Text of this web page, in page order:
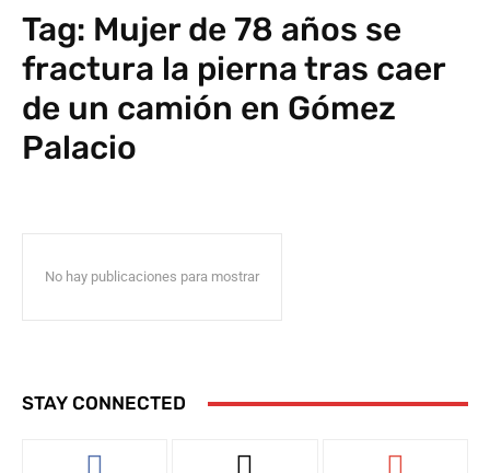
Tag: Mujer de 78 años se
fractura la pierna tras caer
de un camión en Gómez
Palacio
No hay publicaciones para mostrar
STAY CONNECTED